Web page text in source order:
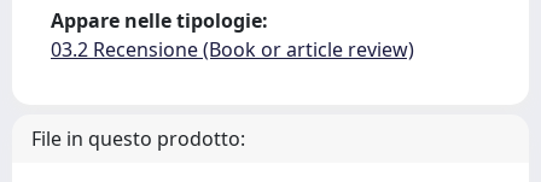
Appare nelle tipologie:
03.2 Recensione (Book or article review)
File in questo prodotto: